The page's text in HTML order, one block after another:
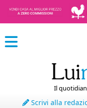
Il
Scrivi alla